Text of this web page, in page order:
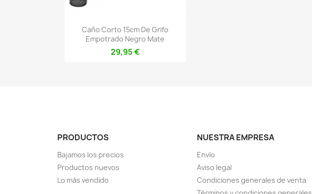
Vista rápida
Caño Corto 15cm De Grifo
Empotrado Negro Mate
29,95 €
PRODUCTOS
Bajamos los precios
Productos nuevos
Lo más vendido
NUESTRA EMPRESA
Envío
Aviso legal
Condiciones generales de venta